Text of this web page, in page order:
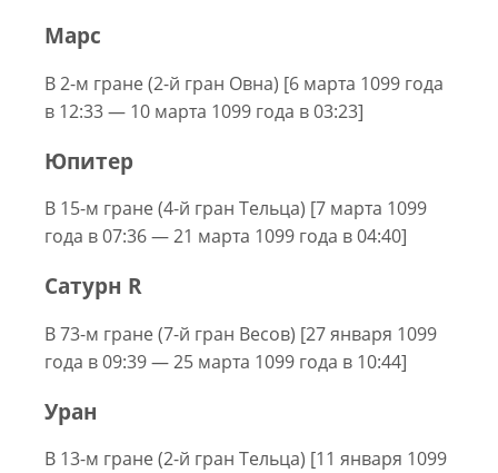
Марс
В 2-м гране (2-й гран Овна) [6 марта 1099 года
в 12:33 — 10 марта 1099 года в 03:23]
Юпитер
В 15-м гране (4-й гран Тельца) [7 марта 1099
года в 07:36 — 21 марта 1099 года в 04:40]
Сатурн R
В 73-м гране (7-й гран Весов) [27 января 1099
года в 09:39 — 25 марта 1099 года в 10:44]
Уран
В 13-м гране (2-й гран Тельца) [11 января 1099